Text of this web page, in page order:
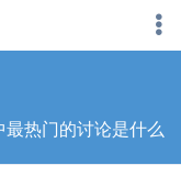
热门的讨论是什么